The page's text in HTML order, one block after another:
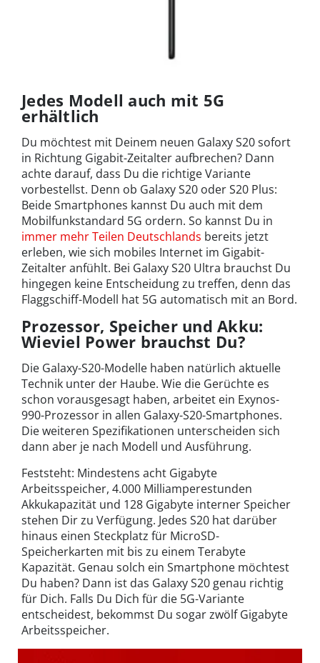
Jedes Modell auch mit 5G
erhältlich
Du möchtest mit Deinem neuen Galaxy S20 sofort
in Richtung Gigabit-Zeitalter aufbrechen? Dann
achte darauf, dass Du die richtige Variante
vorbestellst. Denn ob Galaxy S20 oder S20 Plus:
Beide Smartphones kannst Du auch mit dem
Mobilfunkstandard 5G ordern. So kannst Du in
immer mehr Teilen Deutschlands bereits jetzt
erleben, wie sich mobiles Internet im Gigabit-
Zeitalter anfühlt. Bei Galaxy S20 Ultra brauchst Du
hingegen keine Entscheidung zu treffen, denn das
Flaggschiff-Modell hat 5G automatisch mit an Bord.
Prozessor, Speicher und Akku:
Wieviel Power brauchst Du?
Die Galaxy-S20-Modelle haben natürlich aktuelle
Technik unter der Haube. Wie die Gerüchte es
schon vorausgesagt haben, arbeitet ein Exynos-
990-Prozessor in allen Galaxy-S20-Smartphones.
Die weiteren Spezifikationen unterscheiden sich
dann aber je nach Modell und Ausführung.
Feststeht: Mindestens acht Gigabyte
Arbeitsspeicher, 4.000 Milliamperestunden
Akkukapazität und 128 Gigabyte interner Speicher
stehen Dir zu Verfügung. Jedes S20 hat darüber
hinaus einen Steckplatz für MicroSD-
Speicherkarten mit bis zu einem Terabyte
Kapazität. Genau solch ein Smartphone möchtest
Du haben? Dann ist das Galaxy S20 genau richtig
für Dich. Falls Du Dich für die 5G-Variante
entscheidest, bekommst Du sogar zwölf Gigabyte
Arbeitsspeicher.